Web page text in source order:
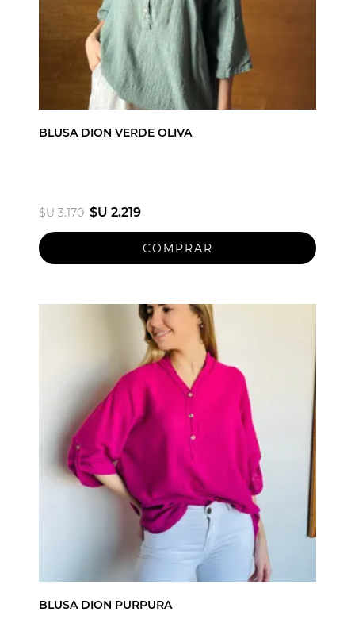
BLUSA DION VERDE OLIVA
$U 3.170 $U 2.219
BLUSA DION PURPURA